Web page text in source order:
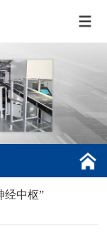
经中枢”